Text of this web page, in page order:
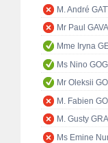
M. André
Mr Paul
Mme Iryna
Ms Nino
Mr Oleksii
M. Fabien
M. Gusty
Ms Emine